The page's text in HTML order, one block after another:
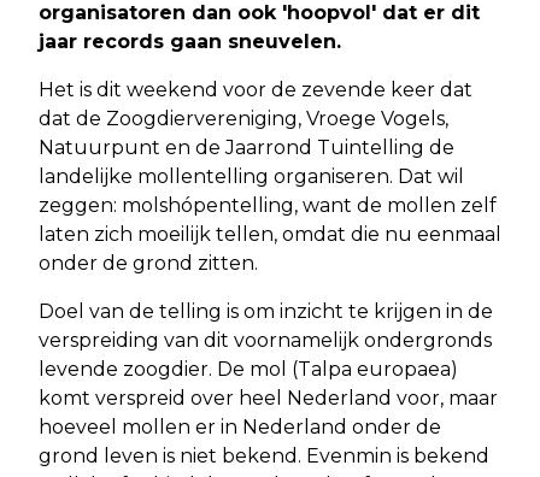
organisatoren dan ook 'hoopvol' dat er dit
jaar records gaan sneuvelen.
Het is dit weekend voor de zevende keer dat
dat de Zoogdiervereniging, Vroege Vogels,
Natuurpunt en de Jaarrond Tuintelling de
landelijke mollentelling organiseren. Dat wil
zeggen: molshópentelling, want de mollen zelf
laten zich moeilijk tellen, omdat die nu eenmaal
onder de grond zitten.
Doel van de telling is om inzicht te krijgen in de
verspreiding van dit voornamelijk ondergronds
levende zoogdier. De mol (Talpa europaea)
komt verspreid over heel Nederland voor, maar
hoeveel mollen er in Nederland onder de
grond leven is niet bekend. Evenmin is bekend